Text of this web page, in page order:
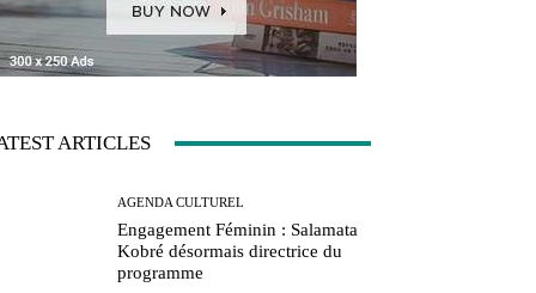
ARTICLES
AGENDA CULTUREL
Engagement Féminin : Salamata
Kobré désormais directrice du
programme